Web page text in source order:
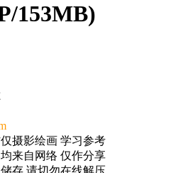
153MB)
摄影绘画 学习参考
来自网络 仅作分享
存 请切勿在线解压